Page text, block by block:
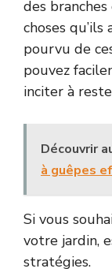
des
choses
pourvu de
pouvez
inciter à
Découvrir
à guêpes
Si vous
votre jardin,
stratégies.